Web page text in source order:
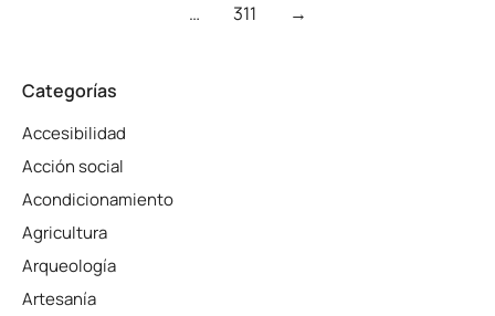
…
311 →
Categorías
Accesibilidad
Acción social
Acondicionamiento
Agricultura
Arqueología
Artesanía